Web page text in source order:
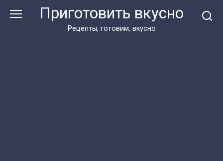
Приготовить вкусно
Рецепты, готовим, вкусно